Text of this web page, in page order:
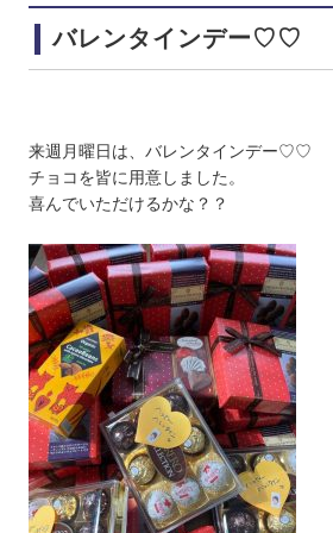
バレンタインデー♡♡
来週月曜日は、バレンタインデー♡♡
チョコを皆に用意しました。
喜んでいただけるかな？？